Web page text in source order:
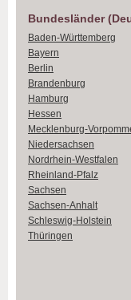
Bundesländer
Baden-Württemberg
Bayern
Berlin
Brandenburg
Hamburg
Hessen
Mecklenburg-
Niedersachsen
Nordrhein-Westfalen
Rheinland-Pfalz
Sachsen
Sachsen-Anhalt
Schleswig-Holstein
Thüringen